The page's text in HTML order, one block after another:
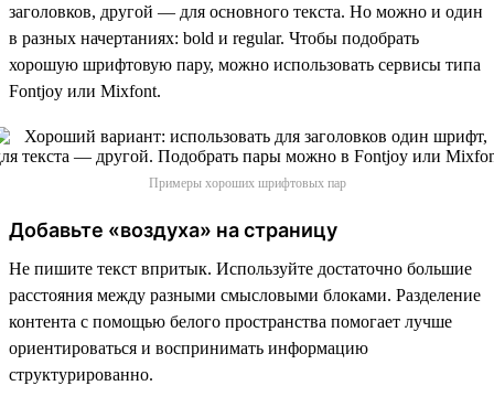
заголовков, другой — для основного текста. Но можно и один
в разных начертаниях: bold и regular. Чтобы подобрать
хорошую шрифтовую пару, можно использовать сервисы типа
Fontjoy или Mixfont.
Примеры хороших шрифтовых пар
Добавьте «воздуха» на страницу
Не пишите текст впритык. Используйте достаточно большие
расстояния между разными смысловыми блоками. Разделение
контента с помощью белого пространства помогает лучше
ориентироваться и воспринимать информацию
структурированно.